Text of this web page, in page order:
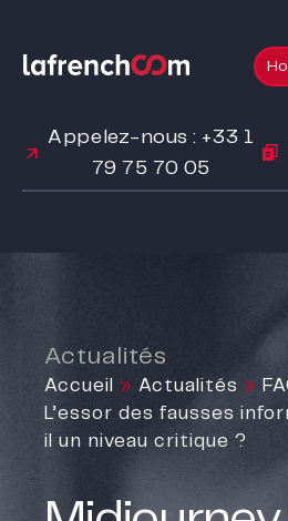
Appelez-nous : +33 1
79 75 70 05
Actualités
Accueil » Actualités »
L’essor des fausses
il un niveau critique ?